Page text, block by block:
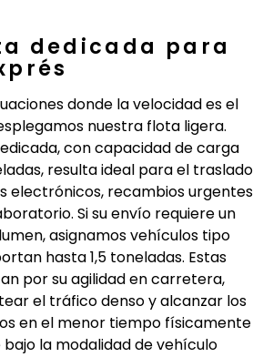
dedicada para
donde la velocidad es el
nuestra flota ligera.
con capacidad de carga
resulta ideal para el traslado
electrónicos, recambios urgentes
Si su envío requiere un
asignamos vehículos tipo
hasta 1,5 toneladas. Estas
por su agilidad en carretera,
el tráfico denso y alcanzar los
en el menor tiempo físicamente
la modalidad de vehículo